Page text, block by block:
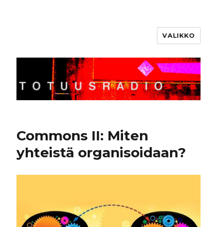
VALIKKO
Commons II: Miten
yhteistä organisoidaan?